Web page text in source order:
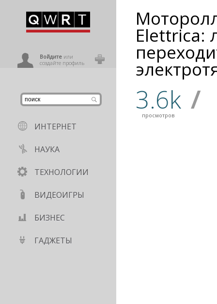
Войдитеили
создайте профиль
ИНТЕРНЕТ
НАУКА
ТЕХНОЛОГИИ
ВИДЕОИГРЫ
БИЗНЕС
ГАДЖЕТЫ
Elettrica:
3.6k
просмотров /